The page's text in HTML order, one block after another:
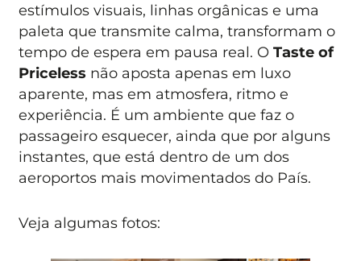
estímulos visuais, linhas orgânicas e uma
paleta que transmite calma, transformam o
tempo de espera em pausa real. OTaste of
Priceless não aposta apenas em luxo
aparente, mas em atmosfera, ritmo e
experiência. É um ambiente que faz o
passageiro esquecer, ainda que por alguns
instantes, que está dentro de um dos
aeroportos mais movimentados do País.
Veja algumas fotos: